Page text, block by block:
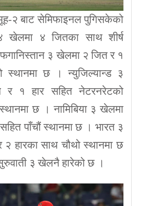
२ बाट सेमिफाइनल पुगिसकेको
खेलमा ४ जितका साथ शीर्ष
३ खेलमा २ जित र १
स्थानमा छ । न्युजिल्यान्ड ३
१ हार सहित नेटरनरेटको
छ । नामिबिया ३ खेलमा
पाँचौं स्थानमा छ । भारत ३
हारका साथ चौथो स्थानमा छ
३ खेलनै हारेको छ ।